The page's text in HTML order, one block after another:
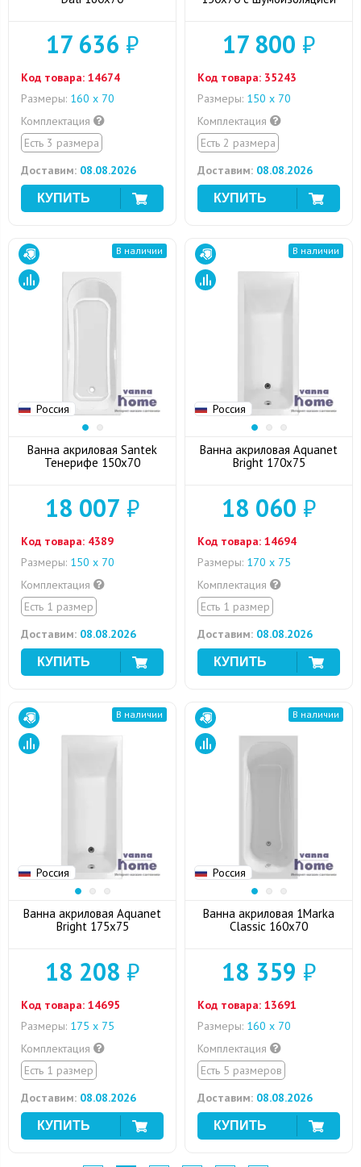
17 636 ₽
Код товара: 14674
Размеры: 160 х 70
Комплектация
Есть 3 размера
Доставим: 08.08.2026
17 800 ₽
Код товара: 35243
Размеры: 150 х 70
Комплектация
Есть 2 размера
Доставим: 08.08.2026
Россия
В наличии
Ванна акриловая Santek
Тенерифе 150x70
18 007 ₽
Код товара: 4389
Размеры: 150 х 70
Комплектация
Есть 1 размер
Доставим: 08.08.2026
Россия
В наличии
Ванна акриловая Aquanet
Bright 170x75
18 060 ₽
Код товара: 14694
Размеры: 170 х 75
Комплектация
Есть 1 размер
Доставим: 08.08.2026
Россия
В наличии
Ванна акриловая Aquanet
Bright 175x75
18 208 ₽
Код товара: 14695
Размеры: 175 x 75
Комплектация
Есть 1 размер
Доставим: 08.08.2026
Россия
В наличии
Ванна акриловая 1Marka
Classic 160x70
18 359 ₽
Код товара: 13691
Размеры: 160 х 70
Комплектация
Есть 5 размеров
Доставим: 08.08.2026